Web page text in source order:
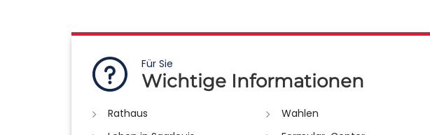
Für Sie
Wichtige Informationen
Rathaus
Wahlen